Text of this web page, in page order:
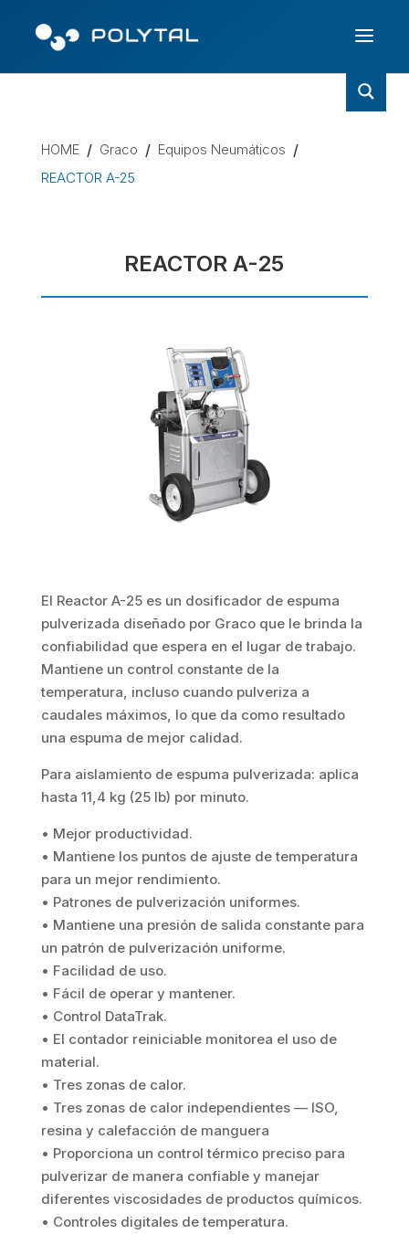
HOME / Graco / Equipos Neumáticos /
REACTOR A-25
REACTOR A-25
El Reactor A-25 es un dosificador de espuma
pulverizada diseñado por Graco que le brinda la
confiabilidad que espera en el lugar de trabajo.
Mantiene un control constante de la
temperatura, incluso cuando pulveriza a
caudales máximos, lo que da como resultado
una espuma de mejor calidad.
Para aislamiento de espuma pulverizada: aplica
hasta 11,4 kg (25 lb) por minuto.
• Mejor productividad.
• Mantiene los puntos de ajuste de temperatura
para un mejor rendimiento.
• Patrones de pulverización uniformes.
• Mantiene una presión de salida constante para
un patrón de pulverización uniforme.
• Facilidad de uso.
• Fácil de operar y mantener.
• Control DataTrak.
• El contador reiniciable monitorea el uso de
material.
• Tres zonas de calor.
• Tres zonas de calor independientes — ISO,
resina y calefacción de manguera
• Proporciona un control térmico preciso para
pulverizar de manera confiable y manejar
diferentes viscosidades de productos químicos.
• Controles digitales de temperatura.